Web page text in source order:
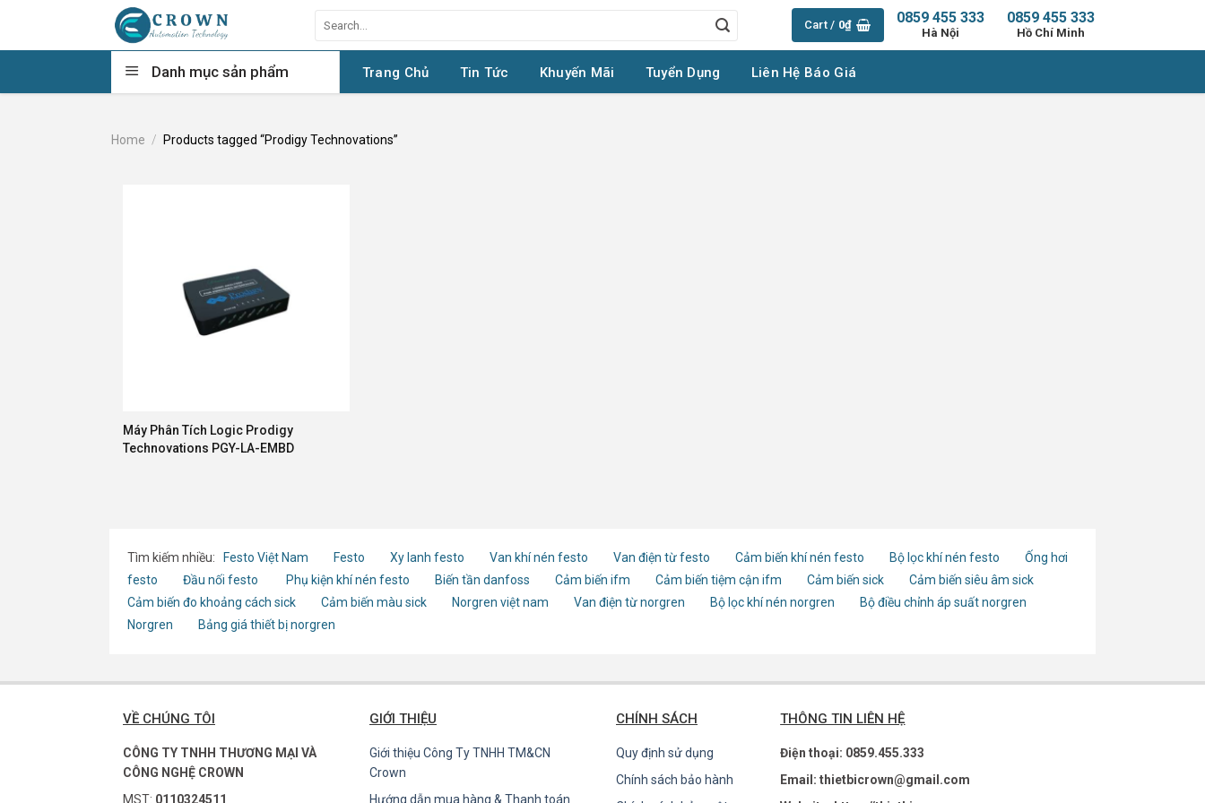
content
for:
Cart / 0₫ 0859 455 333
Hồ Chí Minh
0859 455 333
Hà Nội
Danh mục sản phẩm Trang Chủ Tin Tức Khuyến Mãi Tuyển Dụng Liên Hệ Báo Giá
Home / Products tagged “Prodigy Technovations”
Máy Phân Tích Logic Prodigy
Technovations PGY-LA-EMBD
Tìm kiếm nhiều: Festo Việt Nam Festo Xy lanh festo Van khí nén festo Van điện từ festo Cảm biến khí nén festo Bộ lọc khí nén festo
Ống hơi
festo
Đầu nối festo Phụ kiện khí nén festo Biến tần danfoss Cảm biến ifm Cảm biến tiệm cận ifm Cảm biến sick
Cảm biến siêu âm sick
Cảm biến đo khoảng cách sick
Cảm biến màu sick Norgren việt nam Van điện từ norgren Bộ lọc khí nén norgren
Bộ điều chỉnh áp suất norgren
Norgren
Bảng giá thiết bị norgren
VỀ CHÚNG TÔI
CÔNG TY TNHH THƯƠNG MẠI VÀ
CÔNG NGHỆ CROWN
MST: 0110324511
GIỚI THIỆU
Giới thiệu Công Ty TNHH TM&CN
Crown
Hướng dẫn mua hàng & Thanh toán
CHÍNH SÁCH
Quy định sử dụng
Chính sách bảo hành
THÔNG TIN LIÊN HỆ
Điện thoại: 0859.455.333
Email: thietbicrown@gmail.com